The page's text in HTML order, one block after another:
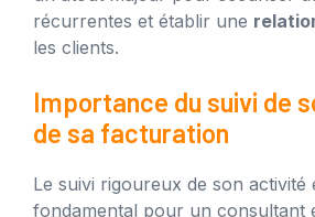
récurrentes et établir une
les clients.
Importance du suivi de
de sa facturation
Le suivi rigoureux de son activité
fondamental pour un consultant